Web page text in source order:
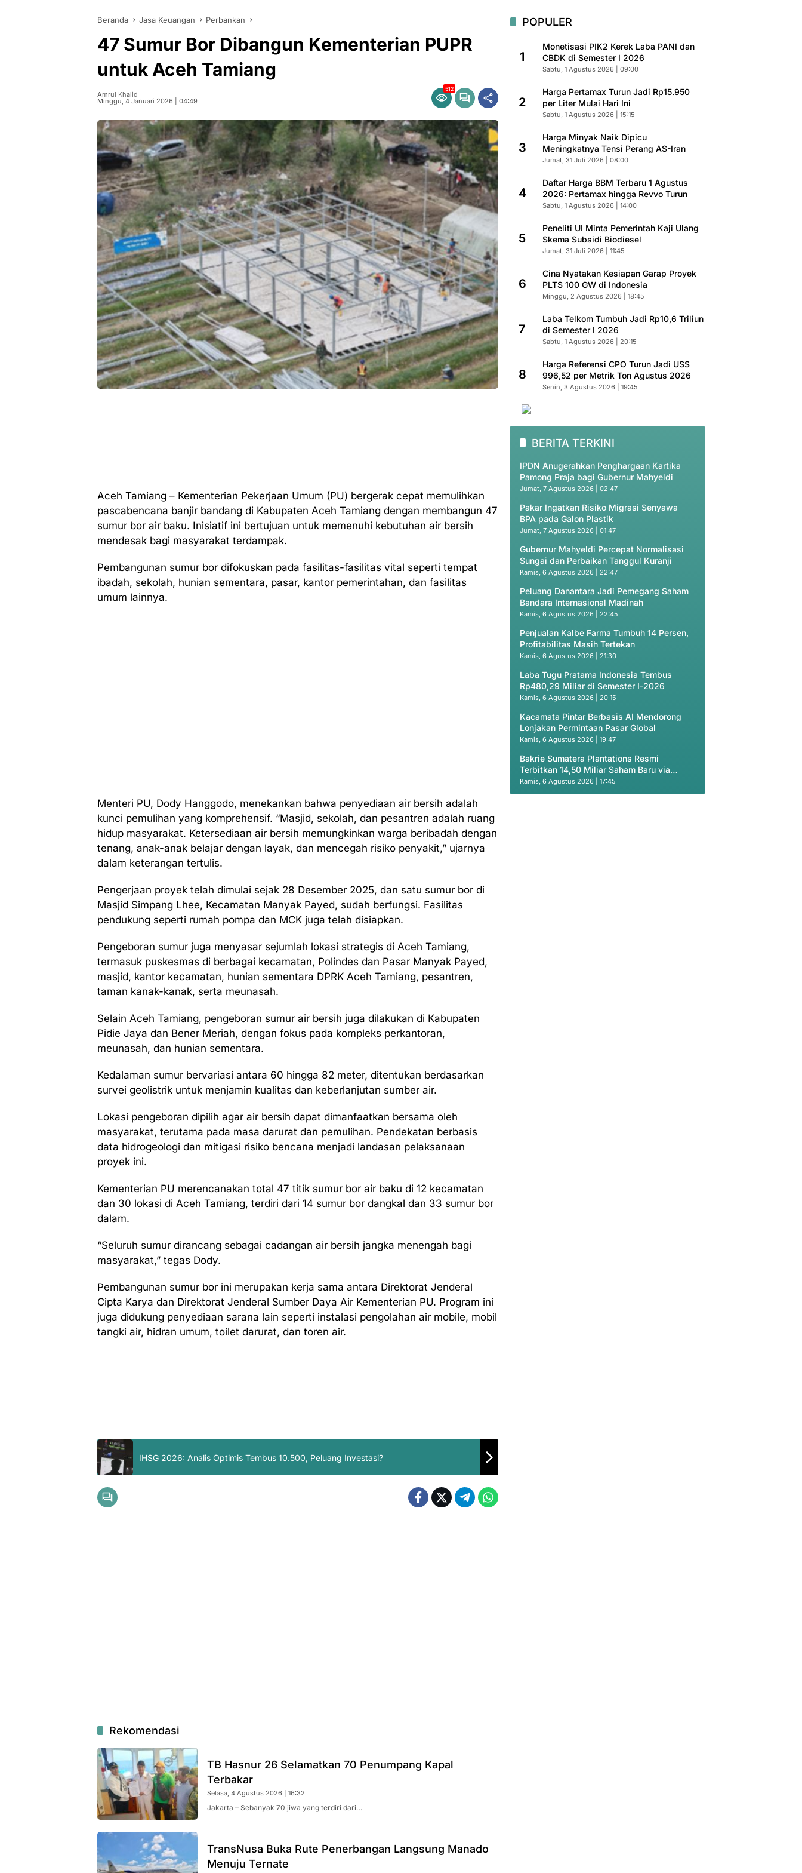
Beranda Jasa Keuangan Perbankan
47 Sumur Bor Dibangun Kementerian PUPR
untuk Aceh Tamiang
Amrul Khalid
Minggu, 4 Januari 2026 | 04:49
512
Aceh Tamiang – Kementerian Pekerjaan Umum (PU) bergerak cepat memulihkan
pascabencana banjir bandang di Kabupaten Aceh Tamiang dengan membangun 47
sumur bor air baku. Inisiatif ini bertujuan untuk memenuhi kebutuhan air bersih
mendesak bagi masyarakat terdampak.
Pembangunan sumur bor difokuskan pada fasilitas-fasilitas vital seperti tempat
ibadah, sekolah, hunian sementara, pasar, kantor pemerintahan, dan fasilitas
umum lainnya.
Menteri PU, Dody Hanggodo, menekankan bahwa penyediaan air bersih adalah
kunci pemulihan yang komprehensif. “Masjid, sekolah, dan pesantren adalah ruang
hidup masyarakat. Ketersediaan air bersih memungkinkan warga beribadah dengan
tenang, anak-anak belajar dengan layak, dan mencegah risiko penyakit,” ujarnya
dalam keterangan tertulis.
Pengerjaan proyek telah dimulai sejak 28 Desember 2025, dan satu sumur bor di
Masjid Simpang Lhee, Kecamatan Manyak Payed, sudah berfungsi. Fasilitas
pendukung seperti rumah pompa dan MCK juga telah disiapkan.
Pengeboran sumur juga menyasar sejumlah lokasi strategis di Aceh Tamiang,
termasuk puskesmas di berbagai kecamatan, Polindes dan Pasar Manyak Payed,
masjid, kantor kecamatan, hunian sementara DPRK Aceh Tamiang, pesantren,
taman kanak-kanak, serta meunasah.
Selain Aceh Tamiang, pengeboran sumur air bersih juga dilakukan di Kabupaten
Pidie Jaya dan Bener Meriah, dengan fokus pada kompleks perkantoran,
meunasah, dan hunian sementara.
Kedalaman sumur bervariasi antara 60 hingga 82 meter, ditentukan berdasarkan
survei geolistrik untuk menjamin kualitas dan keberlanjutan sumber air.
Lokasi pengeboran dipilih agar air bersih dapat dimanfaatkan bersama oleh
masyarakat, terutama pada masa darurat dan pemulihan. Pendekatan berbasis
data hidrogeologi dan mitigasi risiko bencana menjadi landasan pelaksanaan
proyek ini.
Kementerian PU merencanakan total 47 titik sumur bor air baku di 12 kecamatan
dan 30 lokasi di Aceh Tamiang, terdiri dari 14 sumur bor dangkal dan 33 sumur bor
dalam.
“Seluruh sumur dirancang sebagai cadangan air bersih jangka menengah bagi
masyarakat,” tegas Dody.
Pembangunan sumur bor ini merupakan kerja sama antara Direktorat Jenderal
Cipta Karya dan Direktorat Jenderal Sumber Daya Air Kementerian PU. Program ini
juga didukung penyediaan sarana lain seperti instalasi pengolahan air mobile, mobil
tangki air, hidran umum, toilet darurat, dan toren air.
IHSG 2026: Analis Optimis Tembus 10.500, Peluang Investasi?
Rekomendasi
TB Hasnur 26 Selamatkan 70 Penumpang Kapal
Terbakar
Selasa, 4 Agustus 2026 | 16:32
Jakarta – Sebanyak 70 jiwa yang terdiri dari…
TransNusa Buka Rute Penerbangan Langsung Manado
Menuju Ternate
POPULER
1
Monetisasi PIK2 Kerek Laba PANI dan
CBDK di Semester I 2026
Sabtu, 1 Agustus 2026 | 09:00
2
Harga Pertamax Turun Jadi Rp15.950
per Liter Mulai Hari Ini
Sabtu, 1 Agustus 2026 | 15:15
3
Harga Minyak Naik Dipicu
Meningkatnya Tensi Perang AS-Iran
Jumat, 31 Juli 2026 | 08:00
4
Daftar Harga BBM Terbaru 1 Agustus
2026: Pertamax hingga Revvo Turun
Sabtu, 1 Agustus 2026 | 14:00
5
Peneliti UI Minta Pemerintah Kaji Ulang
Skema Subsidi Biodiesel
Jumat, 31 Juli 2026 | 11:45
6
Cina Nyatakan Kesiapan Garap Proyek
PLTS 100 GW di Indonesia
Minggu, 2 Agustus 2026 | 18:45
7
Laba Telkom Tumbuh Jadi Rp10,6 Triliun
di Semester I 2026
Sabtu, 1 Agustus 2026 | 20:15
8
Harga Referensi CPO Turun Jadi US$
996,52 per Metrik Ton Agustus 2026
Senin, 3 Agustus 2026 | 19:45
BERITA TERKINI
IPDN Anugerahkan Penghargaan Kartika
Pamong Praja bagi Gubernur Mahyeldi
Jumat, 7 Agustus 2026 | 02:47
Pakar Ingatkan Risiko Migrasi Senyawa
BPA pada Galon Plastik
Jumat, 7 Agustus 2026 | 01:47
Gubernur Mahyeldi Percepat Normalisasi
Sungai dan Perbaikan Tanggul Kuranji
Kamis, 6 Agustus 2026 | 22:47
Peluang Danantara Jadi Pemegang Saham
Bandara Internasional Madinah
Kamis, 6 Agustus 2026 | 22:45
Penjualan Kalbe Farma Tumbuh 14 Persen,
Profitabilitas Masih Tertekan
Kamis, 6 Agustus 2026 | 21:30
Laba Tugu Pratama Indonesia Tembus
Rp480,29 Miliar di Semester I-2026
Kamis, 6 Agustus 2026 | 20:15
Kacamata Pintar Berbasis AI Mendorong
Lonjakan Permintaan Pasar Global
Kamis, 6 Agustus 2026 | 19:47
Bakrie Sumatera Plantations Resmi
Terbitkan 14,50 Miliar Saham Baru via
Private Placement
Kamis, 6 Agustus 2026 | 17:45